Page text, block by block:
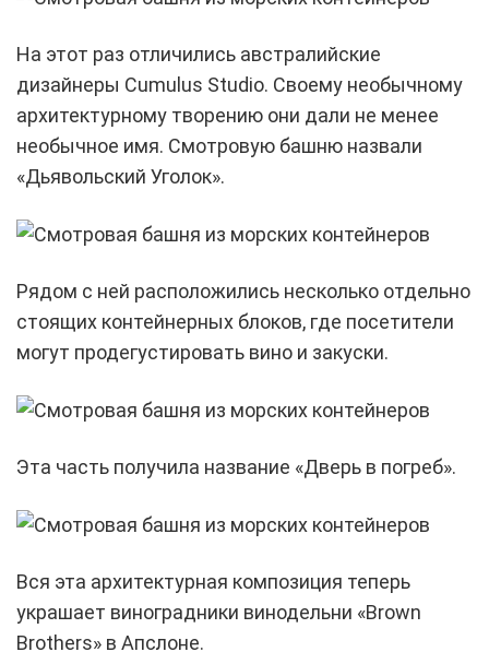
На этот раз отличились австралийские
дизайнеры Cumulus Studio. Своему необычному
архитектурному творению они дали не менее
необычное имя. Смотровую башню назвали
«Дьявольский Уголок».
Рядом с ней расположились несколько отдельно
стоящих контейнерных блоков, где посетители
могут продегустировать вино и закуски.
Эта часть получила название «Дверь в погреб».
Вся эта архитектурная композиция теперь
украшает виноградники винодельни «Brown
Brothers» в Апслоне.